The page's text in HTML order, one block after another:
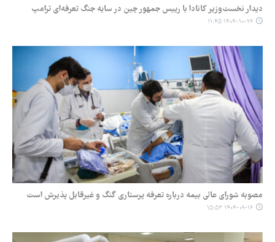
دیدار نخست‌وزیر کانادا با رییس جمهور چین در سایه جنگ تعرفه‌ای ترامپ
۱۴۰۴-۱۰-۲۶ ۱۱:۴۵
مصوبه شورای عالی بیمه درباره تعرفه پرستاری گنگ و غیرقابل پذیرش است
۱۴۰۴-۰۹-۱۶ ۱۵:۵۳